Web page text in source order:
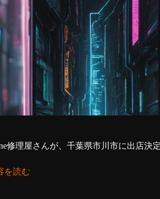
修理屋さんが、千葉県市川市に出店決
を読む